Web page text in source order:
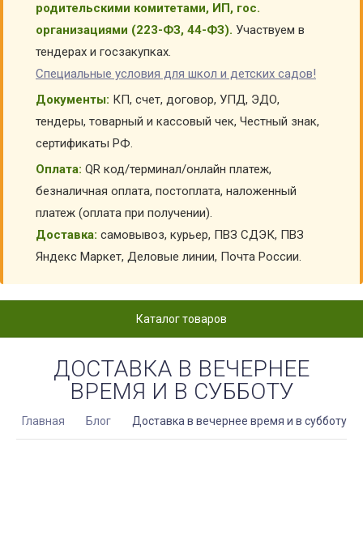
родительскими комитетами, ИП, гос.
организациями (223-ФЗ, 44-ФЗ). Участвуем в
тендерах и госзакупках.
Специальные условия для школ и детских садов!
Документы: КП, счет, договор, УПД, ЭДО,
тендеры, товарный и кассовый чек, Честный знак,
сертификаты РФ.
Оплата: QR код/терминал/онлайн платеж,
безналичная оплата, постоплата, наложенный
платеж (оплата при получении).
Доставка: самовывоз, курьер, ПВЗ СДЭК, ПВЗ
Яндекс Маркет, Деловые линии, Почта России.
Каталог товаров
ДОСТАВКА В ВЕЧЕРНЕЕ
ВРЕМЯ И В СУББОТУ
Главная Блог Доставка в вечернее время и в субботу